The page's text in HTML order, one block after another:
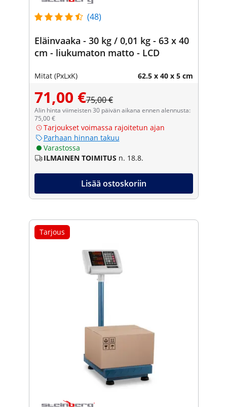
(48)
Eläinvaaka - 30 kg / 0,01 kg - 63 x 40
cm - liukumaton matto - LCD
Mitat (PxLxK) 62.5 x 40 x 5 cm
71,00 €75,00 €
Alin hinta viimeisten 30 päivän aikana ennen alennusta:
75,00 €
Tarjoukset voimassa rajoitetun ajan
Parhaan hinnan takuu
Varastossa
ILMAINEN TOIMITUS n. 18.8.
Lisää ostoskoriin
Tarjous